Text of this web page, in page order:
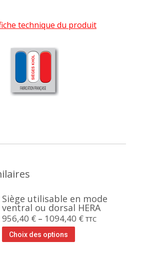
technique du produit
Siège utilisable en mode
ventral ou dorsal HERA
956,40 € – 1094,40 € TTC
Choix des options